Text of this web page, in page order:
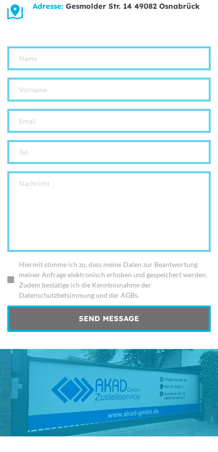
Adresse: Gesmolder Str. 14 49082 Osnabrück
Hiermit stimme ich zu, dass meine Daten zur Beantwortung
meiner Anfrage elektronisch erhoben und gespeichert werden.
Zudem bestätige ich die Kenntnisnahme der
Datenschutzbetsimmung und der AGBs.
SEND MESSAGE